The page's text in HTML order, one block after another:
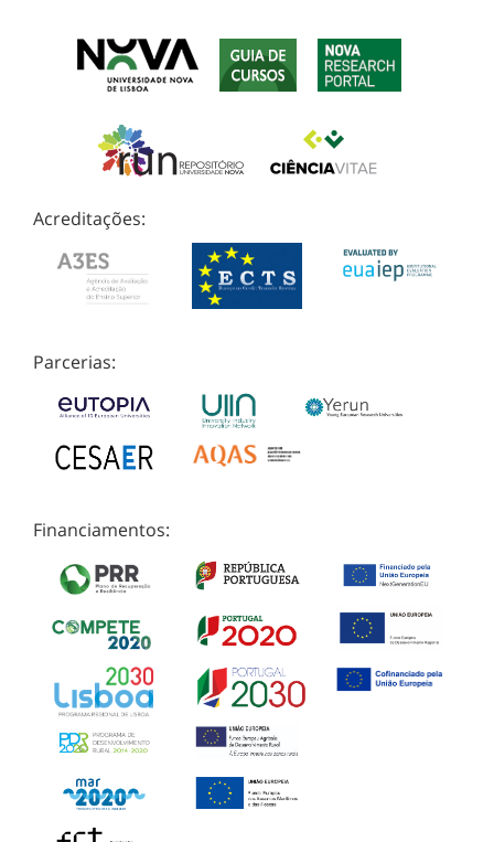
Acreditações:
Parcerias:
Financiamentos: